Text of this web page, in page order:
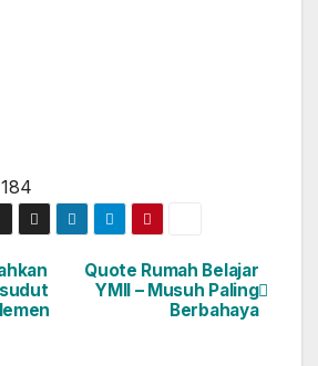
184
Quote Rumah Belajar
YMII – Musuh Paling
Berbahaya